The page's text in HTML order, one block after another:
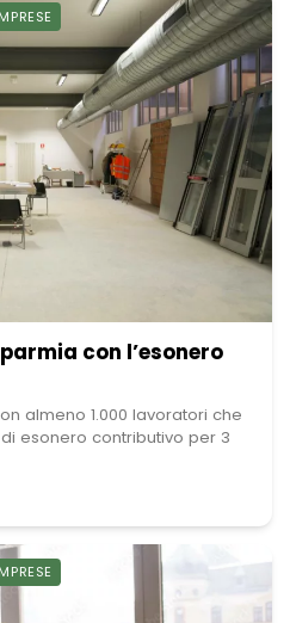
con l’esonero
almeno 1.000 lavoratori che
esonero contributivo per 3